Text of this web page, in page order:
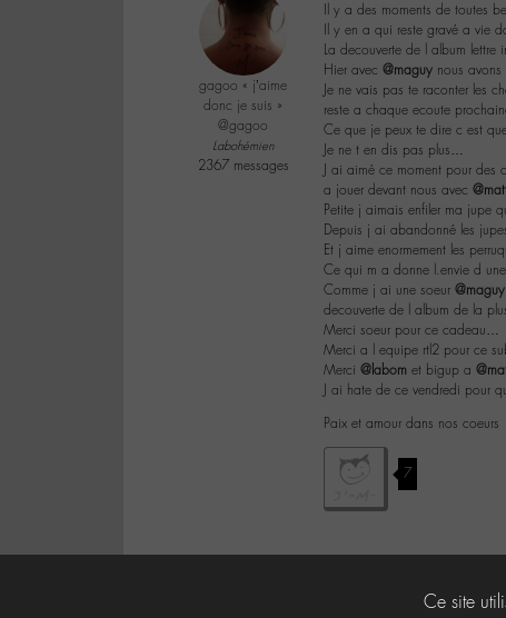
gagoo « j’aime
donc je suis »
@gagoo
Labohémien
2367 messages
Il y a des moments de toutes
Il y en a qui reste gravé a vie
La decouverte de l album
Hier avec @maguy nous
Je ne vais pas te raconter les
reste a chaque ecoute
Ce que je peux te dire c est
Je ne t en dis pas plus…
J ai aimé ce moment pour
a jouer devant nous avec
Petite j aimais enfiler ma jupe
Depuis j ai abandonné les
Et j aime enormement les
Ce qui m a donne l.envie d
Comme j ai une soeur @maguy
decouverte de l album de la
Merci soeur pour ce cadeau…
Merci a l equipe rtl2 pour ce
Merci @labom et bigup a
J ai hate de ce vendredi pour
Paix et amour dans nos coeurs
7
Ce site